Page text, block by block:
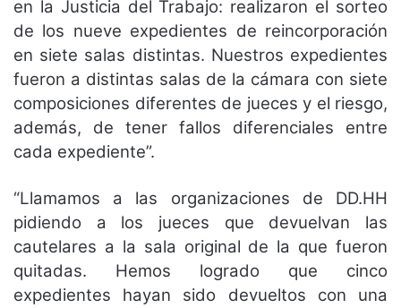
en la Justicia del Trabajo: realizaron el sorteo
de los nueve expedientes de reincorporación
en siete salas distintas. Nuestros expedientes
fueron a distintas salas de la cámara con siete
composiciones diferentes de jueces y el riesgo,
además, de tener fallos diferenciales entre
cada expediente”.
“Llamamos a las organizaciones de DD.HH
pidiendo a los jueces que devuelvan las
cautelares a la sala original de la que fueron
quitadas. Hemos logrado que cinco
expedientes hayan sido devueltos con una